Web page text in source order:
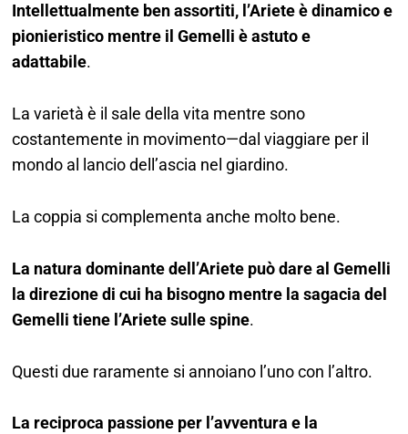
Intellettualmente ben assortiti, l’Ariete è dinamico e
pionieristico mentre il Gemelli è astuto e
adattabile.
La varietà è il sale della vita mentre sono
costantemente in movimento—dal viaggiare per il
mondo al lancio dell’ascia nel giardino.
La coppia si complementa anche molto bene.
La natura dominante dell’Ariete può dare al Gemelli
la direzione di cui ha bisogno mentre la sagacia del
Gemelli tiene l’Ariete sulle spine.
Questi due raramente si annoiano l’uno con l’altro.
La reciproca passione per l’avventura e la